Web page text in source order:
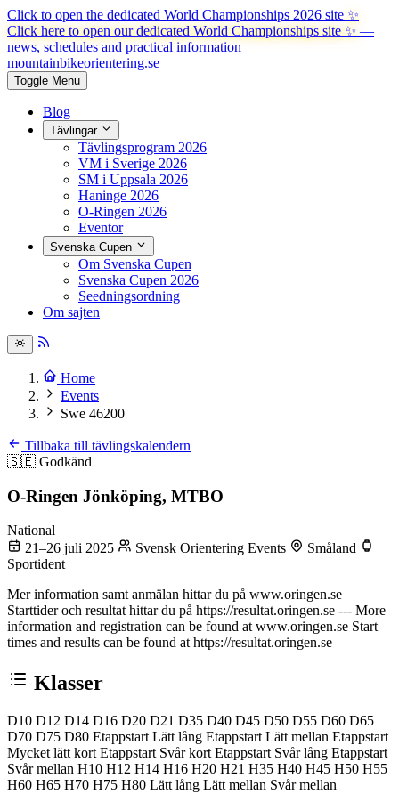
Click to open the dedicated World Championships 2026 site ✨
Click here to open our dedicated World Championships site ✨ —
news, schedules and practical information
mountainbikeorientering.se
Toggle Menu
Blog
Tävlingar
Tävlingsprogram 2026
VM i Sverige 2026
SM i Uppsala 2026
Haninge 2026
O-Ringen 2026
Eventor
Svenska Cupen
Om Svenska Cupen
Svenska Cupen 2026
Seedningsordning
Om sajten
Home
Events
Swe 46200
Tillbaka till tävlingskalendern
🇸🇪 Godkänd
O-Ringen Jönköping, MTBO
National
21–26 juli 2025
Svensk Orientering Events
Småland
Sportident
Mer information samt anmälan hittar du på www.oringen.se
Starttider och resultat hittar du på https://resultat.oringen.se --- More
information and registration can be found at www.oringen.se Start
times and results can be found at https://resultat.oringen.se
Klasser
D10 D12 D14 D16 D20 D21 D35 D40 D45 D50 D55 D60 D65
D70 D75 D80 Etappstart Lätt lång Etappstart Lätt mellan Etappstart
Mycket lätt kort Etappstart Svår kort Etappstart Svår lång Etappstart
Svår mellan H10 H12 H14 H16 H20 H21 H35 H40 H45 H50 H55
H60 H65 H70 H75 H80 Lätt lång Lätt mellan Svår mellan